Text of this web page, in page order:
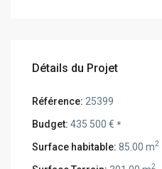
Détails du Projet
Référence: 25399
Budget: 435 500 €*
Surface habitable: 85.00 m2
2